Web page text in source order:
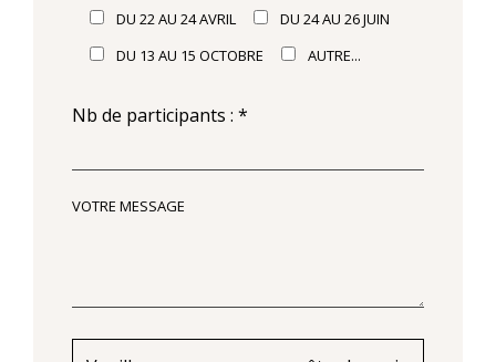
DU 22 AU 24 AVRIL
DU 24 AU 26 JUIN
DU 13 AU 15 OCTOBRE
AUTRE...
Nb de participants : *
VOTRE MESSAGE